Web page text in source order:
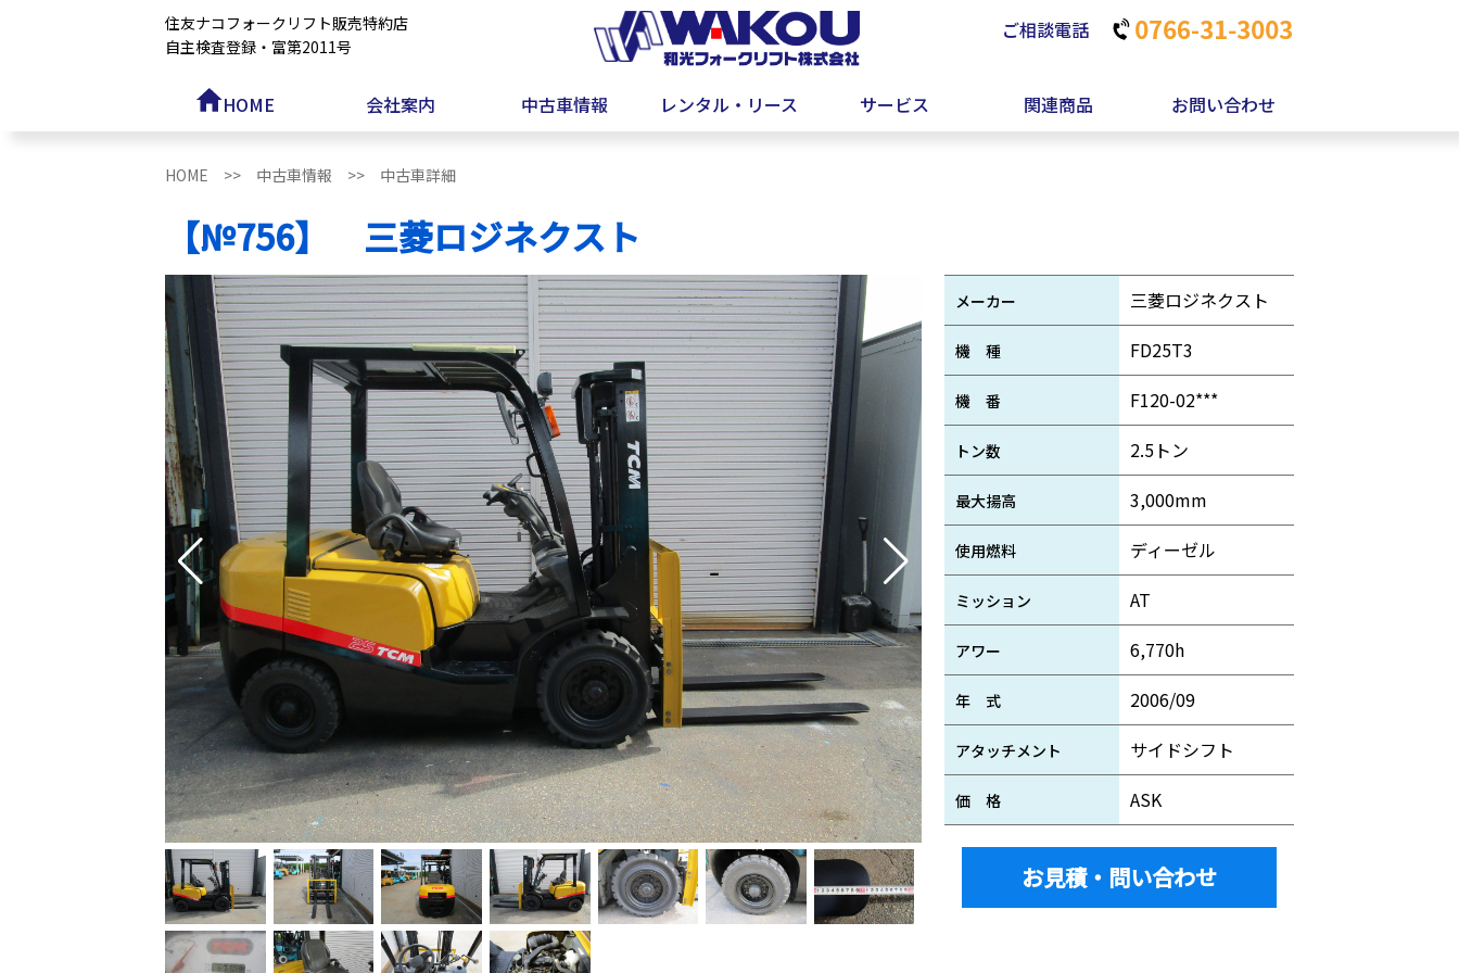
住友ナコフォークリフト販売特約店
自主検査登録・富第2011号
ご相談電話
HOME 会社案内 中古車情報 レンタル・リース サービス 関連商品 お問い合わせ
HOME >> 中古車情報 >> 中古車詳細
【№756】 三菱ロジネクスト
メーカー 三菱ロジネクスト
機 種 FD25T3
機 番 F120-02***
トン数 2.5トン
最大揚高 3,000mm
使用燃料 ディーゼル
ミッション AT
アワー 6,770h
年 式 2006/09
アタッチメント サイドシフト
価 格 ASK
お見積・問い合わせ